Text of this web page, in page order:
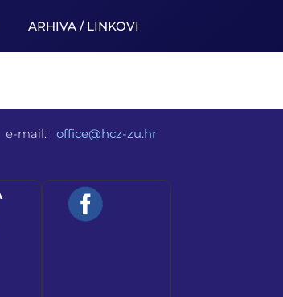
ARHIVA / LINKOVI
/ e-mail: office@hcz-zu.hr